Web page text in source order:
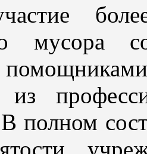
мусора
полном